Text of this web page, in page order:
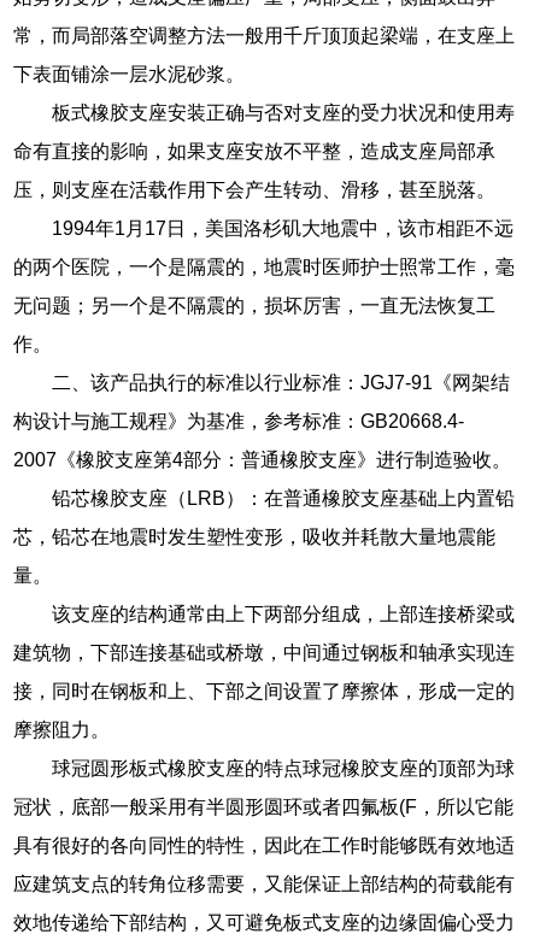
常，而局部落空调整方法一般用千斤顶顶起梁端，在支座上
下表面铺涂一层水泥砂浆。
板式橡胶支座安装正确与否对支座的受力状况和使用寿
命有直接的影响，如果支座安放不平整，造成支座局部承
压，则支座在活载作用下会产生转动、滑移，甚至脱落。
1994年1月17日，美国洛杉矶大地震中，该市相距不远
的两个医院，一个是隔震的，地震时医师护士照常工作，毫
无问题；另一个是不隔震的，损坏厉害，一直无法恢复工
作。
二、该产品执行的标准以行业标准：JGJ7-91《网架结
构设计与施工规程》为基准，参考标准：GB20668.4-
2007《橡胶支座第4部分：普通橡胶支座》进行制造验收。
铅芯橡胶支座（LRB）：在普通橡胶支座基础上内置铅
芯，铅芯在地震时发生塑性变形，吸收并耗散大量地震能
量。
该支座的结构通常由上下两部分组成，上部连接桥梁或
建筑物，下部连接基础或桥墩，中间通过钢板和轴承实现连
接，同时在钢板和上、下部之间设置了摩擦体，形成一定的
摩擦阻力。
球冠圆形板式橡胶支座的特点球冠橡胶支座的顶部为球
冠状，底部一般采用有半圆形圆环或者四氟板(F，所以它能
具有很好的各向同性的特性，因此在工作时能够既有效地适
应建筑支点的转角位移需要，又能保证上部结构的荷载能有
效地传递给下部结构，又可避免板式支座的边缘固偏心受力